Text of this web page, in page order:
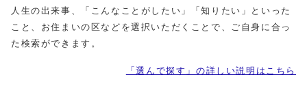
人生の出来事、「こんなことがしたい」「知りたい」といった
こと、お住まいの区などを選択いただくことで、ご自身に合っ
た検索ができます。
「選んで探す」の詳しい説明はこちら